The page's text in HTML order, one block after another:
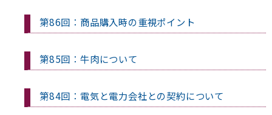
第86回：商品購入時の重視ポイント
第85回：牛肉について
第84回：電気と電力会社との契約について